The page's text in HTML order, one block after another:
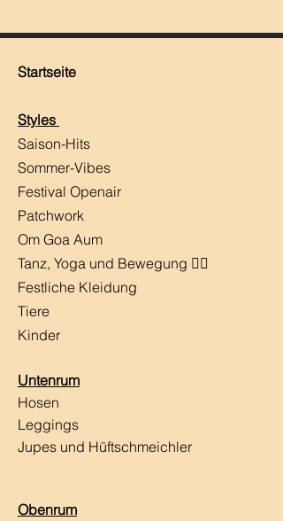
Startseite
Styles
Saison-Hits
​Sommer-Vibes
Festival Openair
Patchwork
Om Goa Aum
Tanz, Yoga und Bewegung 🧘‍♀️
Festliche Kleidung
Tiere
Kinder
Untenrum
Hosen
Leggings
Jupes und Hüftschmeichler
Obenrum